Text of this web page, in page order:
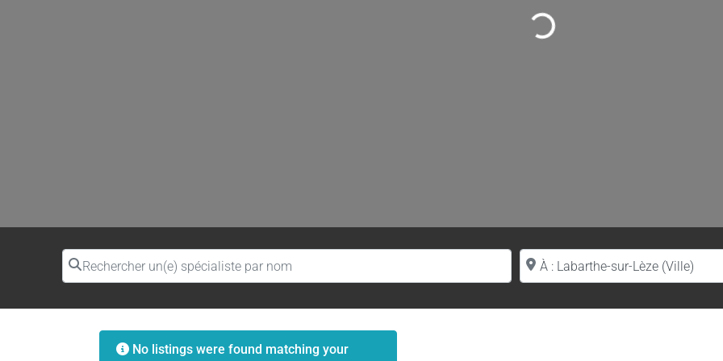
Loading...
Rechercher un(e) spécialiste par nom Proche de (ville ou région)
No listings were found matching your